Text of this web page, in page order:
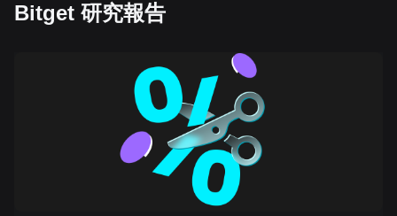
Bitget 研究報告